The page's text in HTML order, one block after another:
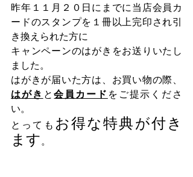
昨年１１月２０日にまでに当店会員カ
ードのスタンプを１冊以上完印され引
き換えられた方に
キャンペーンのはがきをお送りいたし
ました。
はがきが届いた方は、お買い物の際、
はがき と会員カード をご提示くださ
い。
とっても お得な特典が付き
ます 。